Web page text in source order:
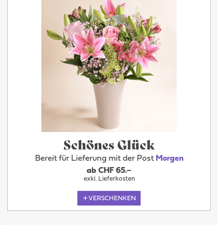
Schönes Glück
Bereit für Lieferung mit der Post Morgen
ab CHF 65.–
exkl. Lieferkosten
VERSCHENKEN